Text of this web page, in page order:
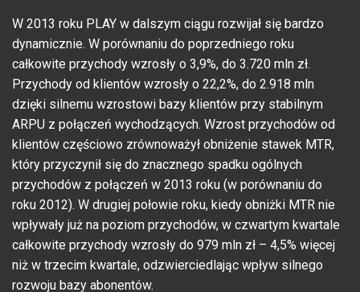
W 2013 roku PLAY w dalszym ciągu rozwijał się bardzo
dynamicznie. W porównaniu do poprzedniego roku
całkowite przychody wzrosły o 3,9%, do 3.720 mln zł.
Przychody od klientów wzrosły o 22,2%, do 2.918 mln
dzięki silnemu wzrostowi bazy klientów przy stabilnym
ARPU z połączeń wychodzących. Wzrost przychodów od
klientów częściowo zrównoważył obniżenie stawek MTR,
który przyczynił się do znacznego spadku ogólnych
przychodów z połączeń w 2013 roku (w porównaniu do
roku 2012). W drugiej połowie roku, kiedy obniżki MTR nie
wpływały już na poziom przychodów, w czwartym kwartale
całkowite przychody wzrosły do 979 mln zł – 4,5% więcej
niż w trzecim kwartale, odzwierciedlając wpływ silnego
rozwoju bazy abonentów.